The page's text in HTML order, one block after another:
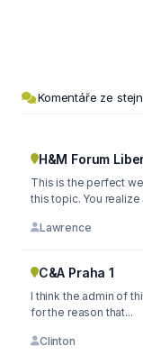
Komentáře ze
H&M Forum
This is the perfect
this topic. You realize
Lawrence
C&A Praha 1
I think the admin of this site
for the reason that...
Clinton